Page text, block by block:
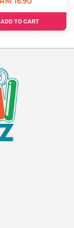
ADD TO CART